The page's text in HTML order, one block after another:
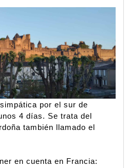
por el sur de
4 días. Se trata del
también llamado el
en cuenta en Francia: